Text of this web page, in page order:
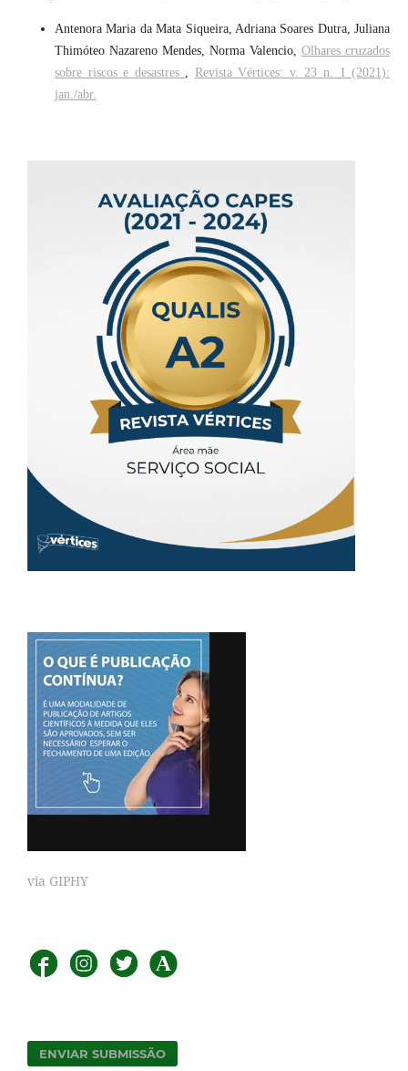
Antenora Maria da Mata Siqueira, Adriana Soares Dutra, Juliana
Thimóteo Nazareno Mendes, Norma Valencio,Olhares cruzados
sobre riscos e desastres
Revista Vértices: v. 23 n. 1 (2021):
jan./abr.
via GIPHY
ENVIAR SUBMISSÃO